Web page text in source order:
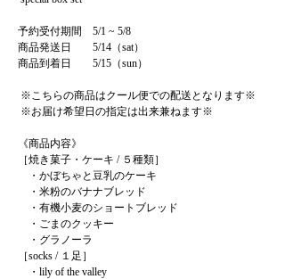
予約受付期間　5/1 ~ 5/8
商品発送日　　5/14（sat）
商品到着日　　5/15（sun）
《商品内容》
［焼き菓子・ケーキ / ５種類］
・かぼちゃと豆乳のケーキ
・米粉のバナナブレッド
・有機小麦のショートブレッド
・ごまのクッキー
・グラノーラ
［socks / １足］
・lily of the valley